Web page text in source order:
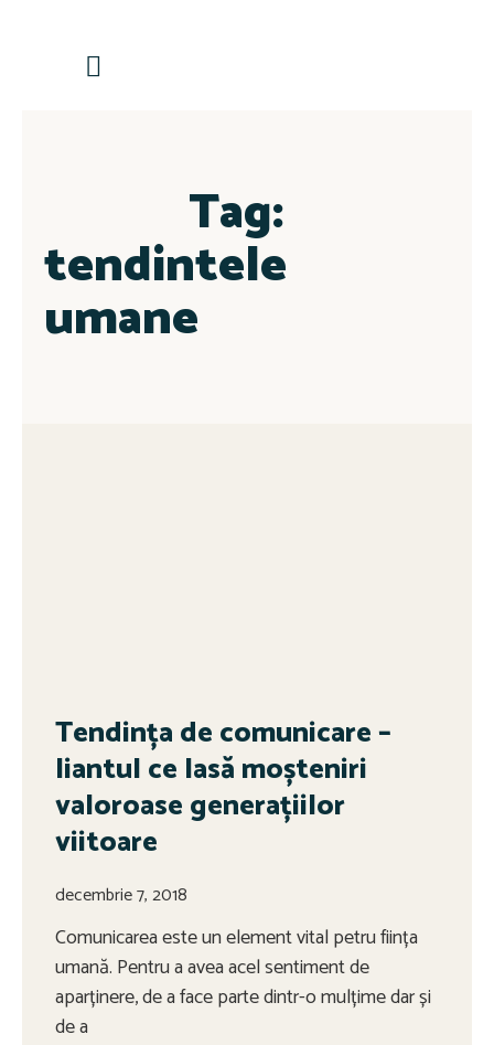
Tag:
tendintele
umane
Tendința de comunicare –
liantul ce lasă moșteniri
valoroase generațiilor
viitoare
decembrie 7, 2018
Comunicarea este un element vital petru ființa
umană. Pentru a avea acel sentiment de
aparținere, de a face parte dintr-o mulțime dar și
de a